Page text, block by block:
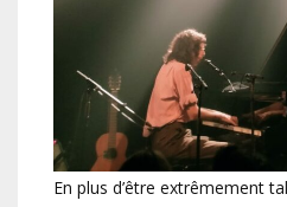
En plus d’être extrêmement